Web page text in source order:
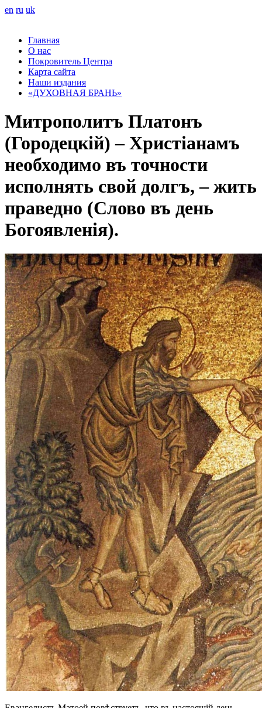
en ru uk
Главная
О нас
Покровитель Центра
Карта сайта
Наши издания
«ДУХОВНАЯ БРАНЬ»
Митрополитъ Платонъ
(Городецкій) – Христіанамъ
необходимо въ точности
исполнять свой долгъ, – жить
праведно (Слово въ день
Богоявленія).